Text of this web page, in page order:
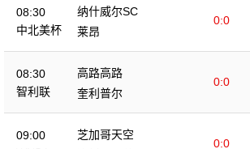
08:30
中北美杯
纳什威尔SC
0:0
莱昂
08:30
智利联
高路高路
0:0
奎利普尔
09:00
芝加哥天空
0:0